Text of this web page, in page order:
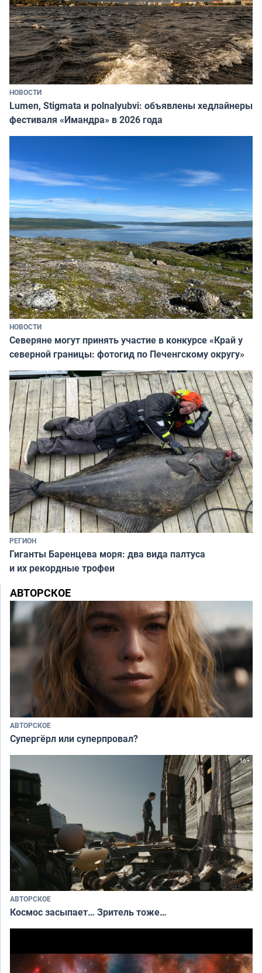
НОВОСТИ
Lumen, Stigmata и polnalyubvi: объявлены хедлайнеры
фестиваля «Имандра» в 2026 года
НОВОСТИ
Северяне могут принять участие в конкурсе «Край у
северной границы: фотогид по Печенгскому округу»
РЕГИОН
Гиганты Баренцева моря: два вида палтуса
и их рекордные трофеи
АВТОРСКОЕ
АВТОРСКОЕ
Супергёрл или суперпровал?
АВТОРСКОЕ
Космос засыпает… Зритель тоже…